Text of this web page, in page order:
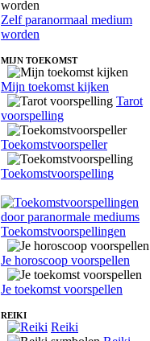
Zelf paranormaal medium
worden
MIJN TOEKOMST
Mijn toekomst kijken
Tarot
voorspelling
Toekomstvoorspeller
Toekomstvoorspelling
Toekomstvoorspellingen
Je horoscoop voorspellen
Je toekomst voorspellen
REIKI
Reiki